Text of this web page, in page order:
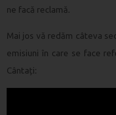
ne facă reclamă.
Mai jos vă redăm câteva
emisiuni în care se face
Cântați: